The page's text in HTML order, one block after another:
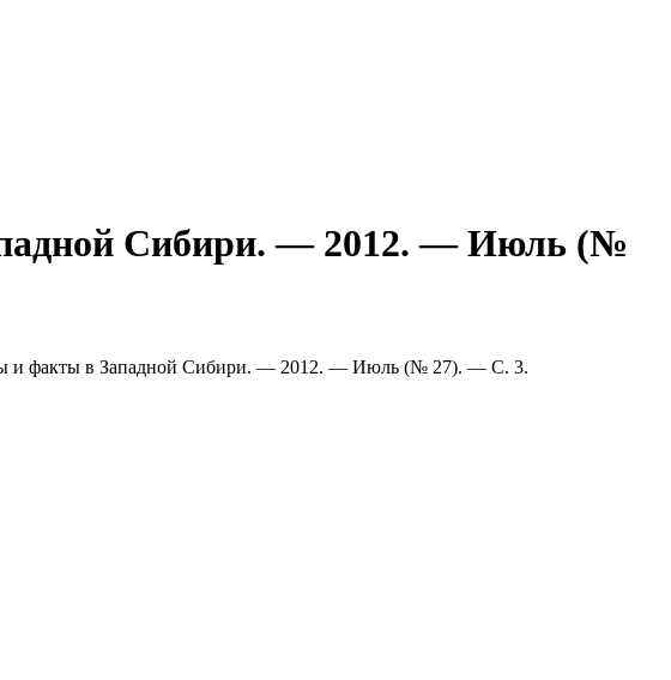
Сибири. — 2012. — Июль (№
и факты в Западной Сибири. — 2012. — Июль (№ 27). — С. 3.